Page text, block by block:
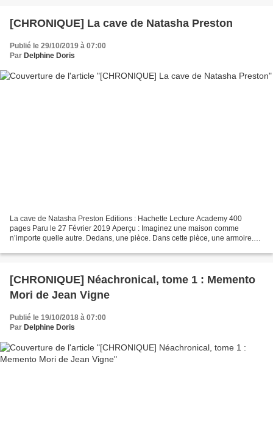
[CHRONIQUE] La cave de Natasha Preston
Publié le 29/10/2019 à 07:00
Par Delphine Doris
La cave de Natasha Preston Editions : Hachette Lecture Academy 400
pages Paru le 27 Février 2019 Aperçu : Imaginez une maison comme
n’importe quelle autre. Dedans, une pièce. Dans cette pièce, une armoire.
[CHRONIQUE] Néachronical, tome 1 : Memento
Mori de Jean Vigne
Publié le 19/10/2018 à 07:00
Par Delphine Doris